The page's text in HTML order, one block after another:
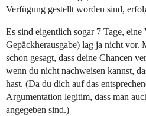
Verfügung gestellt worden sind,
Es sind eigentlich sogar 7 Tage, eine
Gepäckherausgabe) lag ja nicht vor.
schon gesagt, dass deine Chancen
wenn du nicht nachweisen kannst,
hast. (Da du dich auf das
Argumentation legitim, dass man
angegeben sind.)